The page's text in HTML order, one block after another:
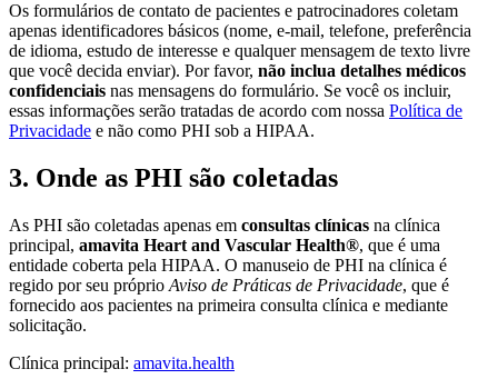
Os formulários de contato de pacientes e patrocinadores coletam
apenas identificadores básicos (nome, e-mail, telefone, preferência
de idioma, estudo de interesse e qualquer mensagem de texto livre
que você decida enviar). Por favor, não inclua detalhes médicos
confidenciais nas mensagens do formulário. Se você os incluir,
essas informações serão tratadas de acordo com nossa Política de
Privacidade e não como PHI sob a HIPAA.
3. Onde as PHI são coletadas
As PHI são coletadas apenas em consultas clínicas na clínica
principal, amavita Heart and Vascular Health®, que é uma
entidade coberta pela HIPAA. O manuseio de PHI na clínica é
regido por seu próprio Aviso de Práticas de Privacidade, que é
fornecido aos pacientes na primeira consulta clínica e mediante
solicitação.
Clínica principal: amavita.health